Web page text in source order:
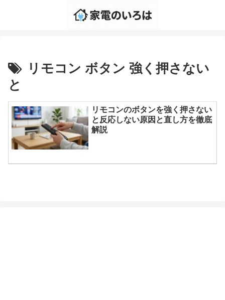
リモコン ボタン 強く押さない
と
リモコンのボタンを強く押さない
と反応しない原因と直し方を徹底
解説